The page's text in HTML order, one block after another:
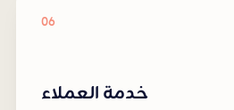
06
خدمة العملاء